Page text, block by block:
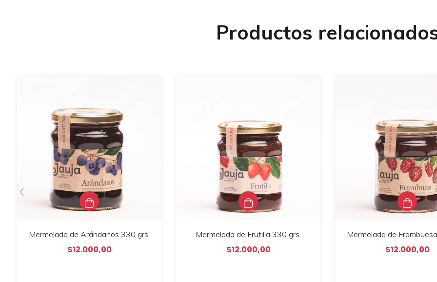
Productos
Mermelada de Arándanos 330 grs.
$12.000,00
Mermelada de Frutilla 330 grs.
$12.000,00
Mermelada de
$12.000,00